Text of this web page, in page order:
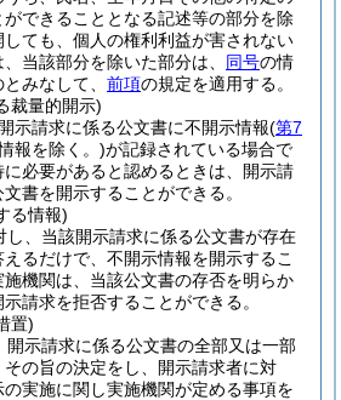
できることとなる記述等の部分を除
しても、個人の権利利益が害されない
当該部分を除いた部分は、 同号の情
みなして、 前項の規定を適用する。
裁量的開示)
示請求に係る公文書に不開示情報(第7
報を除く。)が記録されている場合で
必要があると認めるときは、開示請
書を開示することができる。
る情報)
し、当該開示請求に係る公文書が存在
るだけで、不開示情報を開示するこ
機関は、当該公文書の存否を明らか
請求を拒否することができる。
置)
開示請求に係る公文書の全部又は一部
の旨の決定をし、開示請求者に対
の実施に関し実施機関が定める事項を